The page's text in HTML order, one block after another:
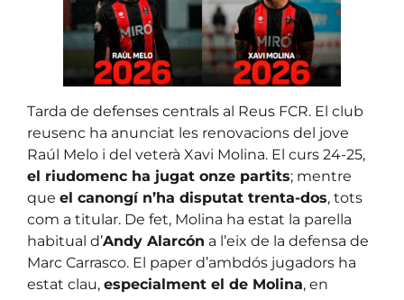
Tarda de defenses centrals al Reus FCR. El club
reusenc ha anunciat les renovacions del jove
Raúl Melo i del veterà Xavi Molina. El curs 24-25,
el riudomenc ha jugat onze partits; mentre
que el canongí n’ha disputat trenta-dos, tots
com a titular. De fet, Molina ha estat la parella
habitual d’Andy Alarcón a l’eix de la defensa de
Marc Carrasco. El paper d’ambdós jugadors ha
estat clau, especialment el de Molina, en